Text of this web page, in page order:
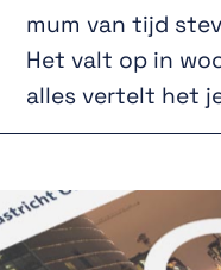
mum van tijd
Het valt op in
alles vertelt het